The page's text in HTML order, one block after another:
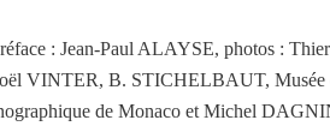
: Jean-Paul ALAYSE, photos :
VINTER, B. STICHELBAUT, Musée
de Monaco et Michel